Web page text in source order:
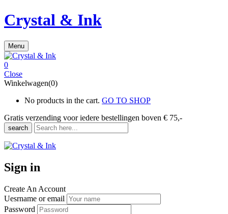
Crystal & Ink
Menu
0
Close
Winkelwagen(0)
No products in the cart. GO TO SHOP
Gratis verzending voor iedere bestellingen boven € 75,-
search
Sign in
Create An Account
Uesrname or email
Password